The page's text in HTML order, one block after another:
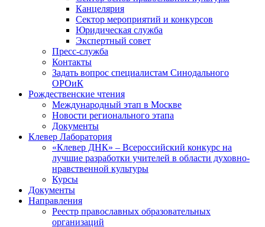
Канцелярия
Сектор мероприятий и конкурсов
Юридическая служба
Экспертный совет
Пресс-служба
Контакты
Задать вопрос специалистам Синодального
ОРОиК
Рождественские чтения
Международный этап в Москве
Новости регионального этапа
Документы
Клевер Лаборатория
«Клевер ДНК» – Всероссийский конкурс на
лучшие разработки учителей в области духовно-
нравственной культуры
Курсы
Документы
Направления
Реестр православных образовательных
организаций